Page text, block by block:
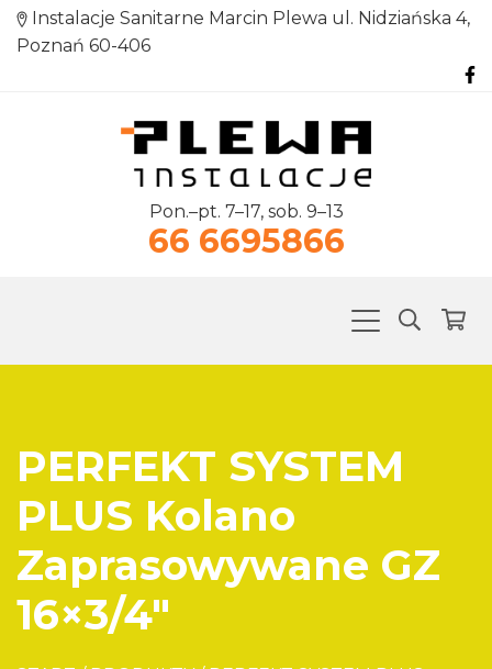
Instalacje Sanitarne Marcin Plewa ul. Nidziańska 4,
Poznań 60-406
Pon.–pt. 7–17, sob. 9–13
66 6695866
PERFEKT SYSTEM
PLUS Kolano
Zaprasowywane GZ
16×3/4″